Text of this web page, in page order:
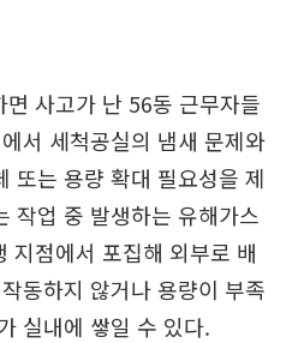
사고가 난 56동 근무자들
서 세척공실의 냄새 문제와
또는 용량 확대 필요성을 제
작업 중 발생하는 유해가스
지점에서 포집해 외부로 배
동하지 않거나 용량이 부족
실내에 쌓일 수 있다.